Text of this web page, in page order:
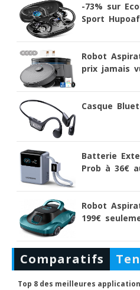
-73% sur
Sport Hupoaf
Robot
prix jamais
Casque
Batterie
Prob à 36€
Robot
199€
Comparatifs
Top 8 des meilleures